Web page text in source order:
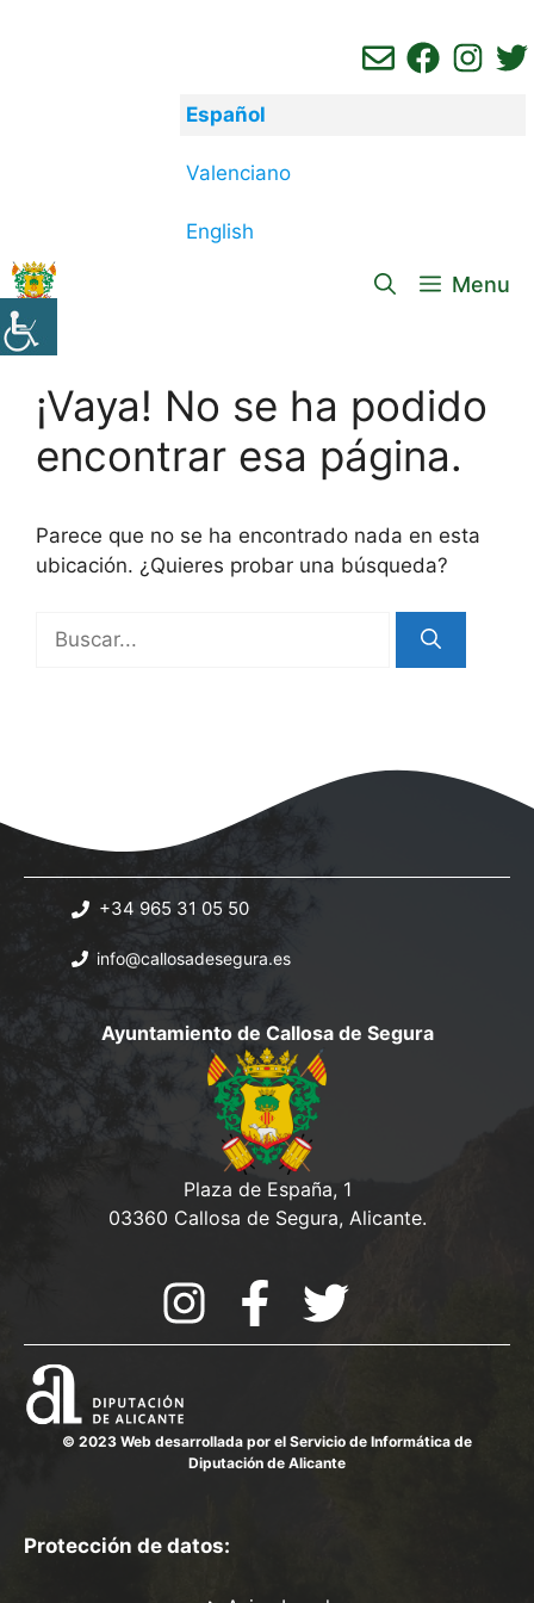
Español
Valenciano
English
Menu
¡Vaya! No se ha podido
encontrar esa página.
Parece que no se ha encontrado nada en esta
ubicación. ¿Quieres probar una búsqueda?
+34 965 31 05 50
info@callosadesegura.es
Ayuntamiento de Callosa de Segura
Plaza de España, 1
03360 Callosa de Segura, Alicante.
© 2023 Web desarrollada por el Servicio de Informática de
Diputación de Alicante
Protección de datos: